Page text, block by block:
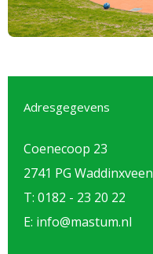
Adresgegevens
Coenecoop 23
2741 PG Waddinxveen
T: 0182 - 23 20 22
E: info@mastum.nl